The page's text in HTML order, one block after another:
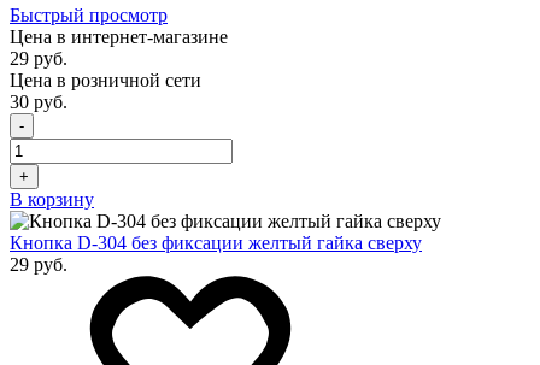
Быстрый просмотр
Цена в интернет-магазине
29 руб.
Цена в розничной сети
30 руб.
-
+
В корзину
Кнопка D-304 без фиксации желтый гайка сверху
29 руб.